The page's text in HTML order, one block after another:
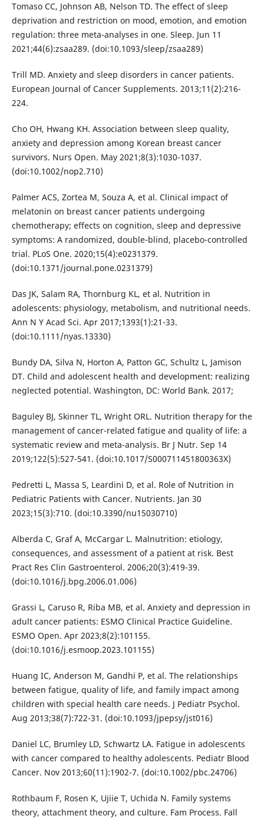
Tomaso CC, Johnson AB, Nelson TD. The effect of sleep
deprivation and restriction on mood, emotion, and emotion
regulation: three meta-analyses in one. Sleep. Jun 11
2021;44(6):zsaa289. (doi:10.1093/sleep/zsaa289)
Trill MD. Anxiety and sleep disorders in cancer patients.
European Journal of Cancer Supplements. 2013;11(2):216-
224.
Cho OH, Hwang KH. Association between sleep quality,
anxiety and depression among Korean breast cancer
survivors. Nurs Open. May 2021;8(3):1030-1037.
(doi:10.1002/nop2.710)
Palmer ACS, Zortea M, Souza A, et al. Clinical impact of
melatonin on breast cancer patients undergoing
chemotherapy; effects on cognition, sleep and depressive
symptoms: A randomized, double-blind, placebo-controlled
trial. PLoS One. 2020;15(4):e0231379.
(doi:10.1371/journal.pone.0231379)
Das JK, Salam RA, Thornburg KL, et al. Nutrition in
adolescents: physiology, metabolism, and nutritional needs.
Ann N Y Acad Sci. Apr 2017;1393(1):21-33.
(doi:10.1111/nyas.13330)
Bundy DA, Silva N, Horton A, Patton GC, Schultz L, Jamison
DT. Child and adolescent health and development: realizing
neglected potential. Washington, DC: World Bank. 2017;
Baguley BJ, Skinner TL, Wright ORL. Nutrition therapy for the
management of cancer-related fatigue and quality of life: a
systematic review and meta-analysis. Br J Nutr. Sep 14
2019;122(5):527-541. (doi:10.1017/S000711451800363X)
Pedretti L, Massa S, Leardini D, et al. Role of Nutrition in
Pediatric Patients with Cancer. Nutrients. Jan 30
2023;15(3):710. (doi:10.3390/nu15030710)
Alberda C, Graf A, McCargar L. Malnutrition: etiology,
consequences, and assessment of a patient at risk. Best
Pract Res Clin Gastroenterol. 2006;20(3):419-39.
(doi:10.1016/j.bpg.2006.01.006)
Grassi L, Caruso R, Riba MB, et al. Anxiety and depression in
adult cancer patients: ESMO Clinical Practice Guideline.
ESMO Open. Apr 2023;8(2):101155.
(doi:10.1016/j.esmoop.2023.101155)
Huang IC, Anderson M, Gandhi P, et al. The relationships
between fatigue, quality of life, and family impact among
children with special health care needs. J Pediatr Psychol.
Aug 2013;38(7):722-31. (doi:10.1093/jpepsy/jst016)
Daniel LC, Brumley LD, Schwartz LA. Fatigue in adolescents
with cancer compared to healthy adolescents. Pediatr Blood
Cancer. Nov 2013;60(11):1902-7. (doi:10.1002/pbc.24706)
Rothbaum F, Rosen K, Ujiie T, Uchida N. Family systems
theory, attachment theory, and culture. Fam Process. Fall